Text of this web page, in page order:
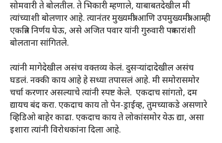
सोमवारी ते बोलतील. ते भिकारी म्हणाले, याबाबतदेखील मी
त्यांच्याशी बोलणार आहे. त्यानंतर मुख्यमंत्री आणि उपमुख्यमंत्री आम्ही
एकत्रित निर्णय घेऊ, असे अजित पवार यांनी गुरुवारी पत्रकारांशी
बोलताना सांगितले.
त्यांनी मागेदेखील असंच वक्तव्य केलं. दुसऱ्यांदादेखील असंच
घडलं. नक्की काय आहे हे सध्या तपासलं आहे. मी समोरासमोर
चर्चा करणार असल्याचे त्यांनी स्पष्ट केले. एकदाच सांगतो, दम
द्यायच बंद करा. एकदाच काय तो पेन-ड्राईव्ह, तुमच्याकडे असणारे
व्हिडिओ बाहेर काढा. एकदाच काय ते लोकांसमोर येऊ द्या, असा
इशारा त्यांनी विरोधकांना दिला आहे.